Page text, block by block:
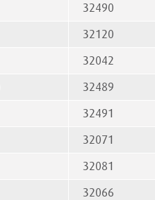
32490
32120
32042
32489
32491
32071
32081
32066